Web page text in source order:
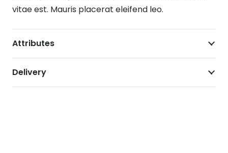
vitae est. Mauris placerat eleifend leo.
Attributes
Delivery